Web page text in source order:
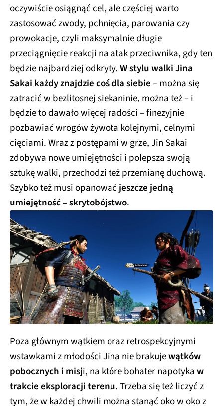
oczywiście osiągnąć cel, ale częściej warto
zastosować zwody, pchnięcia, parowania czy
prowokacje, czyli maksymalnie długie
przeciągnięcie reakcji na atak przeciwnika, gdy ten
będzie najbardziej odkryty.W stylu walki Jina
Sakai każdy znajdzie coś dla siebie– można się
zatracić w bezlitosnej siekaninie, można też – i
będzie to dawało więcej radości – finezyjnie
pozbawiać wrogów żywota kolejnymi, celnymi
cięciami. Wraz z postępami w grze, Jin Sakai
zdobywa nowe umiejętności i polepsza swoją
sztukę walki, przechodzi też przemianę duchową.
Szybko też musi opanować jeszcze jedną
umiejętność – skrytobójstwo.
Poza głównym wątkiem oraz retrospekcyjnymi
wstawkami z młodości Jina nie brakujewątków
pobocznych i misji, na które bohater napotykaw
trakcie eksploracji terenu. Trzeba się też liczyć z
tym, że w każdej chwili można stanąć oko w oko z